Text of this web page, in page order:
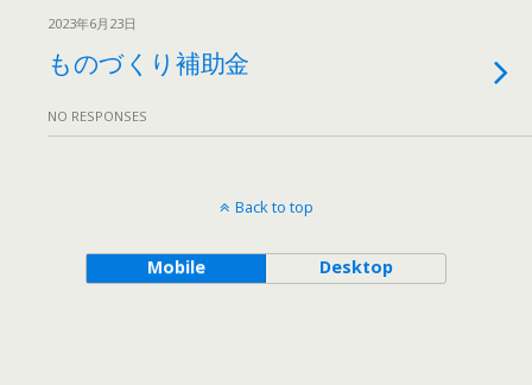
2023年6月23日
ものづくり補助金
NO RESPONSES
Back to top
Mobile Desktop